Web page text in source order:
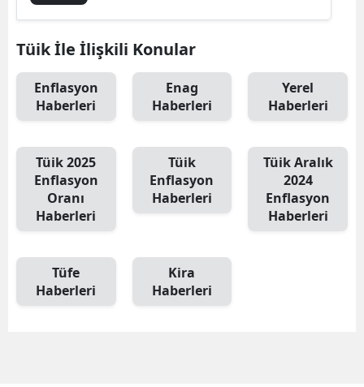
Tüik İle İlişkili Konular
Enflasyon
Haberleri
Enag
Haberleri
Yerel
Haberleri
Tüik 2025
Enflasyon
Oranı
Haberleri
Tüik
Enflasyon
Haberleri
Tüik Aralık
2024
Enflasyon
Haberleri
Tüfe
Haberleri
Kira
Haberleri